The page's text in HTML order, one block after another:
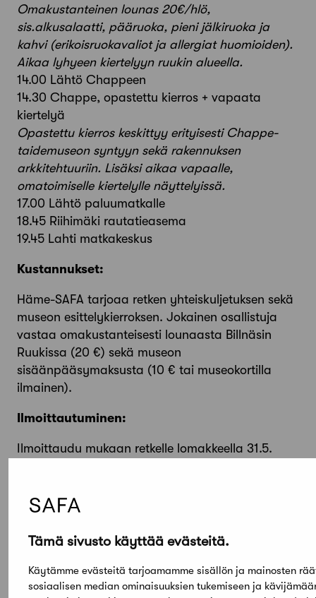
Tämä sivusto käyttää evästeitä.
Käytämme evästeitä tarjoamamme sisällön ja mainosten
sosiaalisen median ominaisuuksien tukemiseen ja
Omakustanteinen lounas 20€/hlö,
sis.alkusalaatti, pääruoka, pieni jälkiruoka ja
kahvi (erikoisruokavaliot ja allergiat huomioiden).
Aikaa lyhyeen kiertelyyn ruukin alueella.
14.00 Lähtö Chappeen
14.30 Chappe, opastettu kierros + vapaata
kiertelyä
Opastettu kierros keskittyy erityisesti Chappe-
taidemuseon syntyyn sekä rakennuksen
arkkitehtuuriin. Lisäksi aikaa vapaalle,
omatoimiselle kiertelylle näyttelyissä.
17.00 Lähtö paluumatkalle
18.45 Riihimäki rautatieasema
19.45 Lahti matkakeskus
Kustannukset:
Häme-SAFA tarjoaa retken yhteiskuljetuksen sekä
museon esittelykierroksen. Jokainen osallistuja
vastaa omakustanteisesti lounaasta Billnäsin
Ruukissa (20 €) sekä museon
sisäänpääsymaksusta (10 € tai museokortilla
ilmainen).
Ilmoittautuminen:
Ilmoittaudu mukaan retkelle lomakkeella 31.5.
Paikallisosastot ovat SAFA-arkkitehtien alueellisia,
alueensa arkkitehtuurikeskusteluun sekä